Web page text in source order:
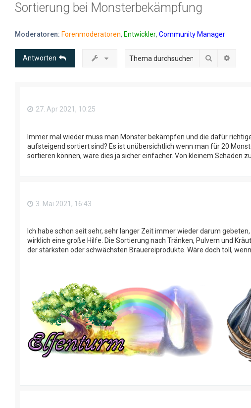
Sortierung bei Monsterbekämpfung
Moderatoren: Forenmoderatoren, Entwickler, Community Manager
Antworten Suche
27. Apr 2021, 10:25
Immer mal wieder muss man Monster bekämpfen und die dafür
aufsteigend sortiert sind? Es ist unübersichtlich wenn man für 20
sortieren können, wäre dies ja sicher einfacher. Von kleinem Schaden
3. Mai 2021, 16:43
Ich habe schon seit sehr, sehr langer Zeit immer wieder darum
wirklich eine große Hilfe. Die Sortierung nach Tränken, Pulvern und
der stärksten oder schwächsten Brauereiprodukte. Wäre doch toll,